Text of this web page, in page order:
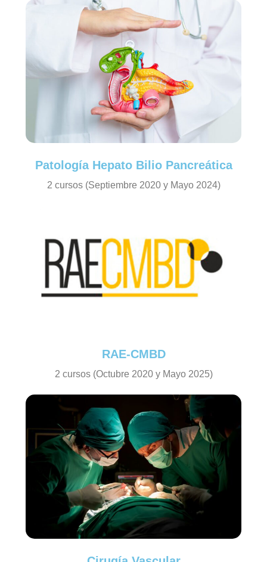
Patología Hepato Bilio Pancreática
2 cursos (Septiembre 2020 y Mayo 2024)
RAE-CMBD
2 cursos (Octubre 2020 y Mayo 2025)